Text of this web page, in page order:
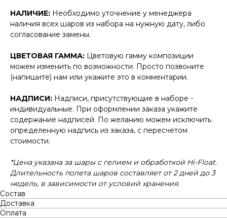
НАЛИЧИЕ: Необходимо уточнение у менеджера
наличия всех шаров из набора на нужную дату, либо
согласование замены.
ЦВЕТОВАЯ ГАММА: Цветовую гамму композиции
можем изменить по возможности. Просто позвоните
(напишите) нам или укажите это в комментарии.
НАДПИСИ: Надписи, присутствующие в наборе -
индивидуальные. При оформлении заказа укажите
содержание надписей. По желанию можем исключить
определенную надпись из заказа, с пересчетом
стоимости.
*Цена указана за шары с гелием и обработкой Hi-Float.
Длительность полета шаров составляет от 2 дней до 3
недель, в зависимости от условий хранения.
Состав
Доставка
Оплата